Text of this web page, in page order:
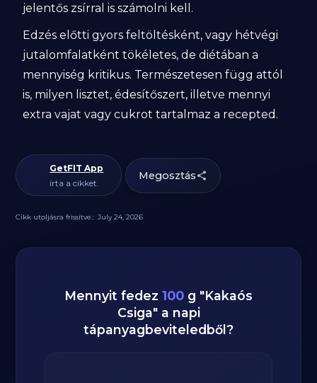
jelentős zsírral is számolni kell.
Edzés előtti gyors feltöltésként, vagy hétvégi
jutalomfalatként tökéletes, de diétában a
mennyiség kritikus. Természetesen függ attól
is, milyen lisztet, édesítőszert, illetve mennyi
extra vajat vagy cukrot tartalmaz a recepted.
GetFIT App
írta a cikket.
Megosztás
Cikk utoljásra frissítve.: July 24, 2026
Mennyit fedez 100 g "Kakaós
Csiga" a napi
tápanyagbeviteledből?